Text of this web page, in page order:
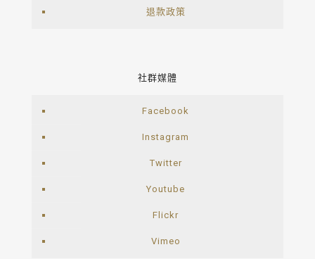
退款政策
社群媒體
Facebook
Instagram
Twitter
Youtube
Flickr
Vimeo